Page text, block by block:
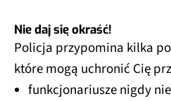
Nie daj się okraść!
Policja przypomina kilka
które mogą uchronić Cię
funkcjonariusze nigdy